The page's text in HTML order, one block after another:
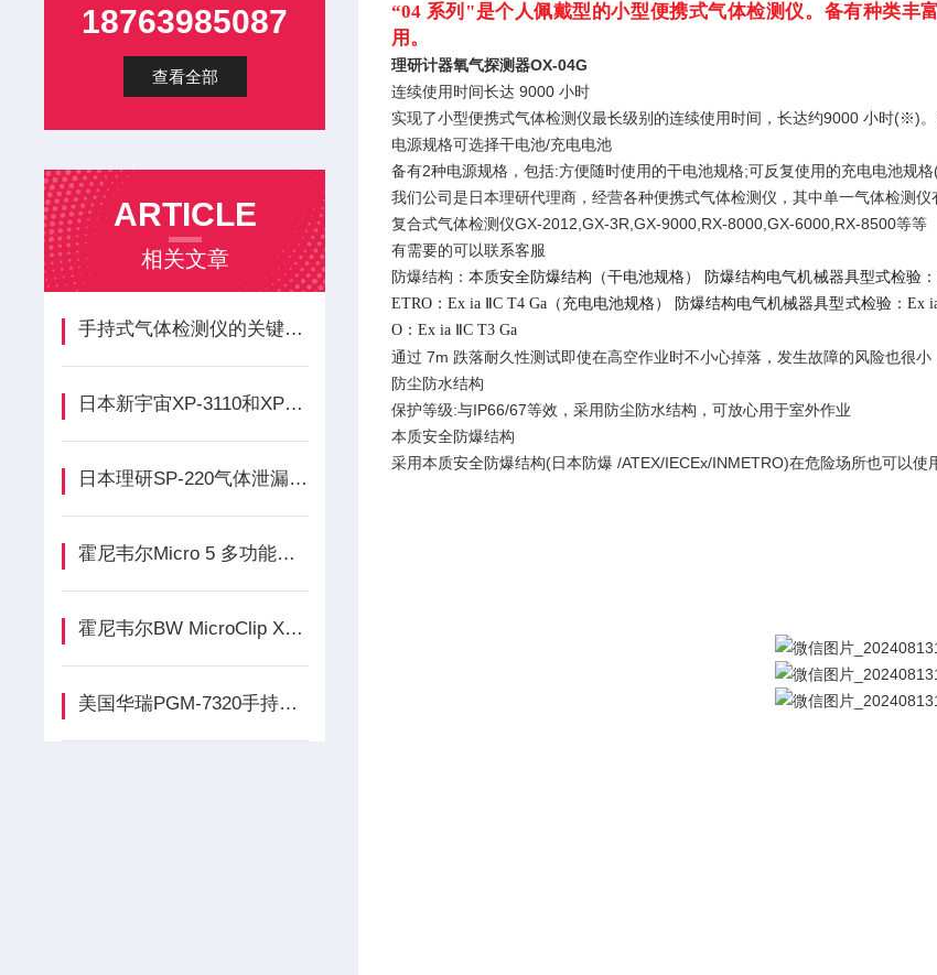
18763985087
查看全部
ARTICLE
相关文章
手持式气体检测仪的关键特性与选型要点
日本新宇宙XP-3110和XP-3310II有什么区别？
日本理研SP-220气体泄漏检测仪有哪些标准配件
霍尼韦尔Micro 5 多功能复合气体检测仪的功能介绍
霍尼韦尔BW MicroClip XL四合一气体检测仪介绍
美国华瑞PGM-7320手持式VOC气体检测仪产品介绍
“04 系列"是个人佩戴型的小型便携式气体检测仪。备有种类丰
用。
理研计器氧气探测器OX-04G
连续使用时间长达 9000 小时
实现了小型便携式气体检测仪最长级别的连续使用时间，长达约9000 小时(※)
电源规格可选择干电池/充电电池
备有2种电源规格，包括:方便随时使用的干电池规格;可反复使用的充电电池规格
我们公司是日本理研代理商，经营各种便携式气体检测仪，其中单一气体检测
复合式气体检测仪GX-2012,GX-3R,GX-9000,RX-8000,GX-6000,RX-8500等等
有需要的可以联系客服
防爆结构：本质安全防爆结构（干电池规格） 防爆结构电气机械器具型式检验
ETRO：Ex ia ⅡC T4 Ga（充电电池规格） 防爆结构电气机械器具型式检验：Ex
O：Ex ia ⅡC T3 Ga
通过 7m 跌落耐久性测试即使在高空作业时不小心掉落，发生故障的风险也很小
防尘防水结构
保护等级:与IP66/67等效，采用防尘防水结构，可放心用于室外作业
本质安全防爆结构
采用本质安全防爆结构(日本防爆 /ATEX/IECEx/INMETRO)在危险场所也可以使